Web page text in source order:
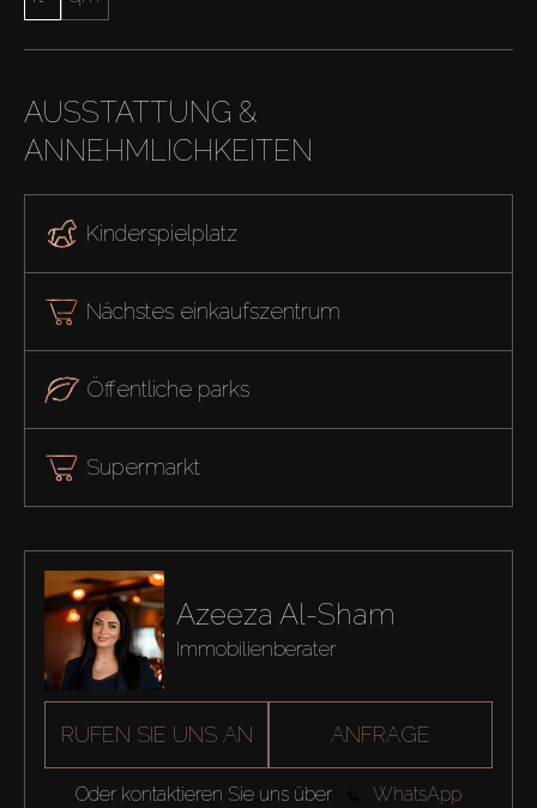
AUSSTATTUNG &
ANNEHMLICHKEITEN
Kinderspielplatz
Nächstes einkaufszentrum
Öffentliche parks
Supermarkt
Azeeza Al-Sham
Immobilienberater
RUFEN SIE UNS AN ANFRAGE
Oder kontaktieren Sie uns über WhatsApp